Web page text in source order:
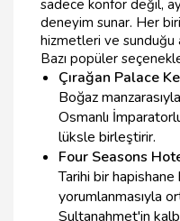
sadece konfor değil,
deneyim sunar. Her
hizmetleri ve sunduğu
Bazı popüler
Çırağan Palace
Boğaz
Osmanlı
lüksle birleştirir.
Four Seasons
Tarihi bir hapishane
yorumlanmasıyla
Sultanahmet'in